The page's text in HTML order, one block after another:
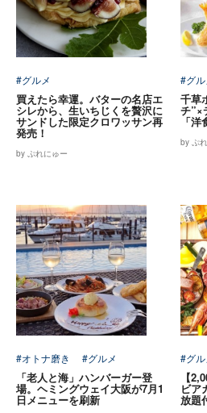
#グルメ
買えたら幸運。バターの名店エ
シレから、生いちじくを贅沢に
サンドした限定クロワッサン再
発売！
by ぷれにゅー
#グル
千草
チ”×
「洋
by ぷ
#オトナ磨き #グルメ
「老人と海」ハンバーガー登
場。ヘミングウェイ大阪が7月1
日メニューを刷新
#グル
【
ビア
放題